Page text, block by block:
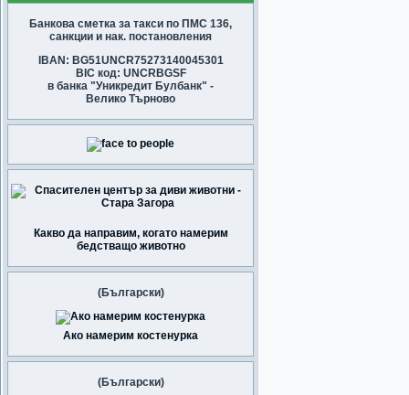
Банкова сметка за такси по ПМС 136,
санкции и нак. постановления
IBAN: BG51UNCR75273140045301
BIC код: UNCRBGSF
в банка "Уникредит Булбанк" -
Велико Търново
Какво да направим, когато намерим
бедстващо животно
(Български)
Ако намерим костенурка
(Български)